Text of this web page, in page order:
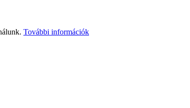
További információk